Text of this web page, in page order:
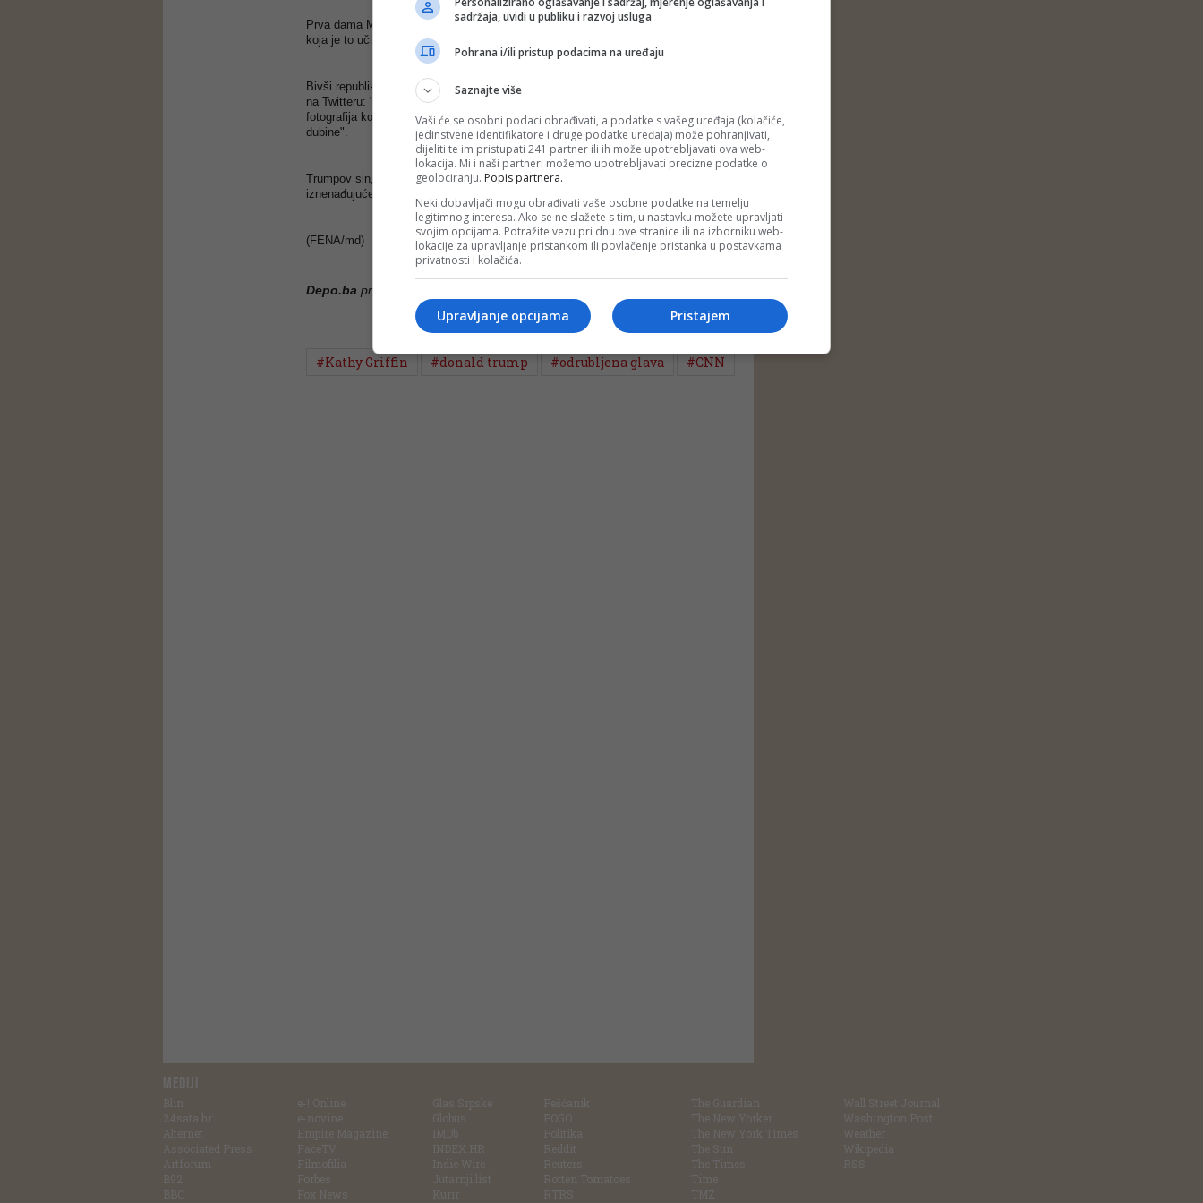
Prva dama Melania Trump izjavila je da se "pita oko mentalnog zdravlja osobe
koja je to učinila", prenijela je TV mreža NBC.
Bivši republikanski predsjednički kandidat
na Twitteru: "Naša politika postala je previše prizemna, previše niska i vulgarna, ali
fotografija koju je postavila Kethy Griffin predstavlja pad u još veće i gnusnije
dubine".
Trumpov sin, Donald Trump Jr, objavio je na Twitteru: "Odvratno, ali ne i
iznenađujuće. To je naša sadašnjica. Oni to smatraju prihvatljivim".
(FENA/md)
Depo.ba pratite putem društvenih mreža
#Kathy Griffin #donald trump #odrubljena glava #CNN
MEDIJI
Blin
24sata.hr
Alternet
Associated Press
Artforum
B92
BBC
e-! Online
e-novine
Empire Magazine
FaceTV
Filmofilia
Forbes
Fox News
Glas Srpske
Globus
IMDb
INDEX.HR
Indie Wire
Jutarnji list
Kurir
Pešćanik
POGO
Politika
Reddit
Reuters
Rotten Tomatoes
RTRS
The Guardian
The New Yorker
The New York Times
The Sun
The Times
Time
TMZ
Wall Street Journal
Washington Post
Weather
Wikipedia
RSS
sadržaja, uvidi u publiku i razvoj usluga
Pohrana i/ili pristup podacima na uređaju
Saznajte više
Vaši će se osobni podaci obrađivati, a podatke s vašeg uređaja (kolačiće,
jedinstvene identifikatore i druge podatke uređaja) može pohranjivati,
dijeliti te im pristupati 241 partner ili ih može upotrebljavati ova web-
lokacija. Mi i naši partneri možemo upotrebljavati precizne podatke o
geolociranju. Popis partnera.
Neki dobavljači mogu obrađivati vaše osobne podatke na temelju
legitimnog interesa. Ako se ne slažete s tim, u nastavku možete upravljati
svojim opcijama. Potražite vezu pri dnu ove stranice ili na izborniku web-
lokacije za upravljanje pristankom ili povlačenje pristanka u postavkama
privatnosti i kolačića.
Pristajem
Upravljanje opcijama